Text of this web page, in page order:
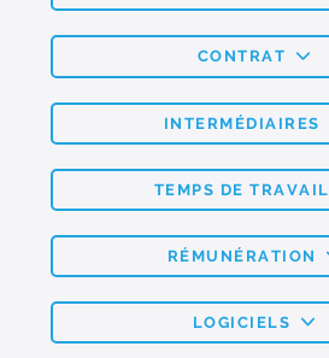
CONTRAT
INTERMÉDIAIRES
TEMPS DE TRAVAIL
RÉMUNÉRATION
LOGICIELS